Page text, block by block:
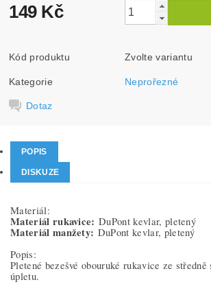
149 Kč
Kód produktu Zvolte variantu
Kategorie Neprořezné
Dotaz
POPIS
DISKUZE
Materiál:
Materiál rukavice: DuPont kevlar, pletený
Materiál manžety: DuPont kevlar, pletený
Popis:
Pletené bezešvé obouruké rukavice ze
úpletu.